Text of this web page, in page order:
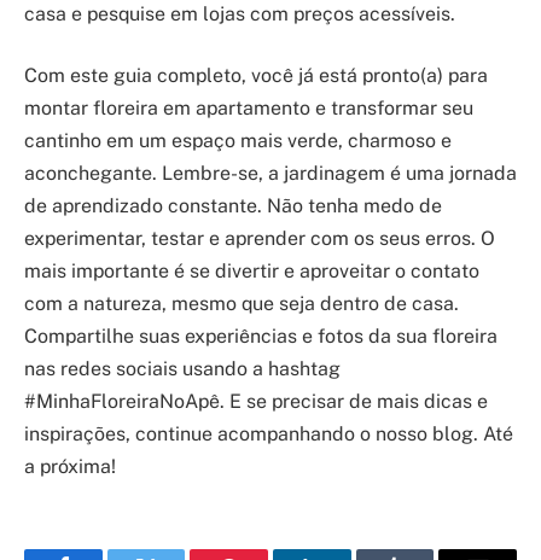
casa e pesquise em lojas com preços acessíveis.
Com este guia completo, você já está pronto(a) para
montar floreira em apartamento e transformar seu
cantinho em um espaço mais verde, charmoso e
aconchegante. Lembre-se, a jardinagem é uma jornada
de aprendizado constante. Não tenha medo de
experimentar, testar e aprender com os seus erros. O
mais importante é se divertir e aproveitar o contato
com a natureza, mesmo que seja dentro de casa.
Compartilhe suas experiências e fotos da sua floreira
nas redes sociais usando a hashtag
#MinhaFloreiraNoApê. E se precisar de mais dicas e
inspirações, continue acompanhando o nosso blog. Até
a próxima!